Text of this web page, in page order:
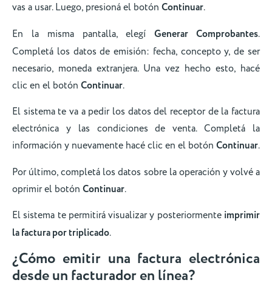
vas a usar. Luego, presioná el botón Continuar.
En la misma pantalla, elegíGenerar Comprobantes.
Completá los datos de emisión: fecha, concepto y, de ser
necesario, moneda extranjera. Una vez hecho esto, hacé
clic en el botón Continuar.
El sistema te va a pedir los datos del receptor de la factura
electrónica y las condiciones de venta. Completá la
información y nuevamente hacé clic en el botón Continuar.
Por último, completá los datos sobre la operación y volvé a
oprimir el botón Continuar.
El sistema te permitirá visualizar y posteriormente imprimir
la factura por triplicado.
¿Cómo emitir una factura electrónica
desde un facturador en línea?